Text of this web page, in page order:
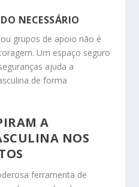
NECESSÁRIO
grupos de apoio não é
Um espaço seguro
ajuda a
de forma
A
NOS
ferramenta de